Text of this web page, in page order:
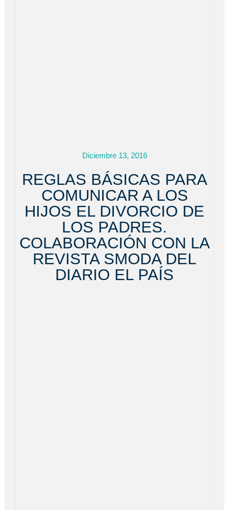
Diciembre 13, 2016
REGLAS BÁSICAS PARA
COMUNICAR A LOS
HIJOS EL DIVORCIO DE
LOS PADRES.
COLABORACIÓN CON LA
REVISTA SMODA DEL
DIARIO EL PAÍS